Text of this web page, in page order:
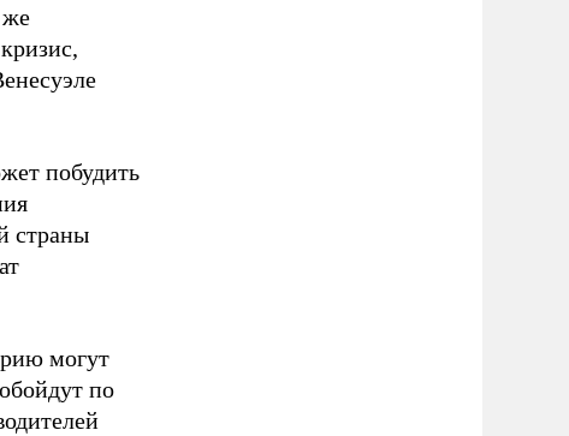
же
побудить
страны
могут
по